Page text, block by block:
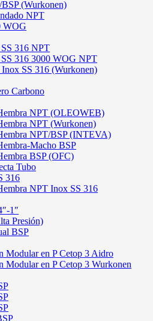
(Wurkonen)
NPT
WOG
316 NPT
316 3000 WOG NPT
SS 316 (Wurkonen)
Carbono
NPT (OLEOWEB)
NPT (Wurkonen)
NPT/BSP (INTEVA)
Macho BSP
BSP (OFC)
Tubo
316
NPT Inox SS 316
1″
Presión)
BSP
Modular en P Cetop 3 Aidro
Modular en P Cetop 3 Wurkonen